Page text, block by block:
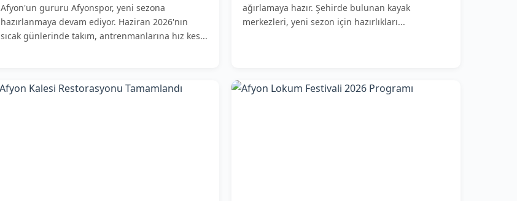
Afyon'un gururu Afyonspor, yeni sezona
hazırlanmaya devam ediyor. Haziran 2026'nın
sıcak günlerinde takım, antrenmanlarına hız kes...
ağırlamaya hazır. Şehirde bulunan kayak
merkezleri, yeni sezon için hazırlıkları...